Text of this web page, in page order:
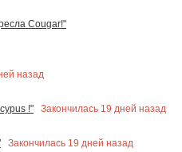
Cougar!"
назад
!"
Закончилась 19 дней назад
Закончилась 19 дней назад